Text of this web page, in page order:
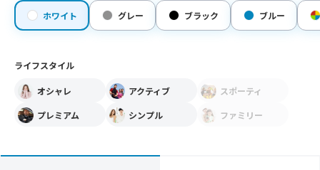
ホワイト グレー ブラック ブルー
ライフスタイル
オシャレ アクティブ
スポーティ
プレミアム
シンプル ファミリー